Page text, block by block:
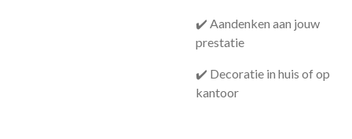
✔️ Aandenken aan jouw
prestatie
✔️ Decoratie in huis of op
kantoor